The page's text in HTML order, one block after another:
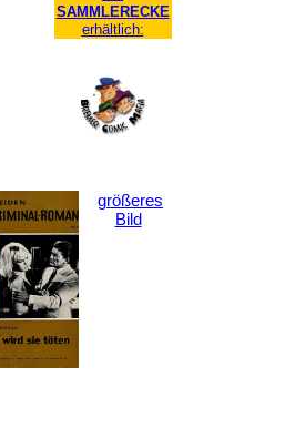
SAMMLERECKE
erhältlich:
größeres
Bild